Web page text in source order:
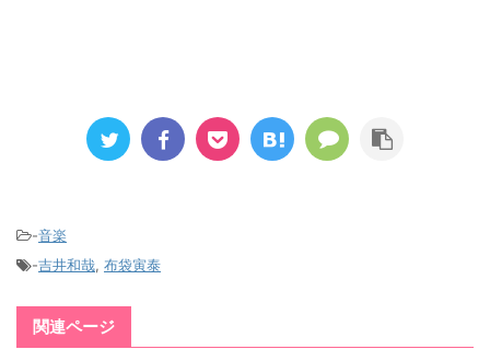
-音楽
-吉井和哉, 布袋寅泰
関連ページ